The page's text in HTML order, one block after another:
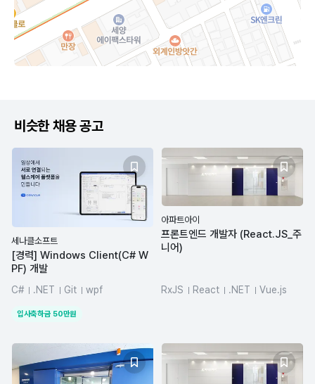
비슷한 채용 공고
세나클소프트
[경력] Windows Client(C# W
PF) 개발
C# .NET Git wpf
입사축하금 50만원
아파트아이
프론트엔드 개발자 (React.JS_주
니어)
RxJS React .NET
Vue.js